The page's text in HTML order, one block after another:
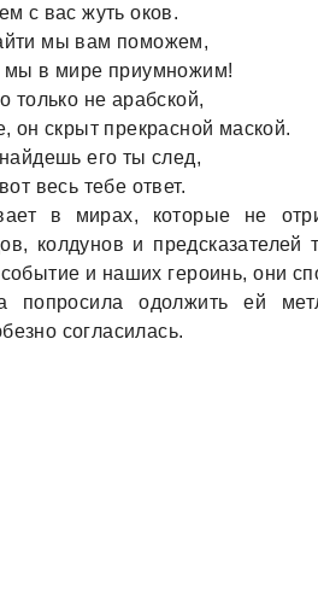
с вас жуть оков.
мы вам поможем,
мы в мире приумножим!
только не арабской,
он скрыт прекрасной маской.
его ты след,
весь тебе ответ.
в мирах, которые не
колдунов и предсказателей
и наших героинь, они
попросила одолжить ей
согласилась.